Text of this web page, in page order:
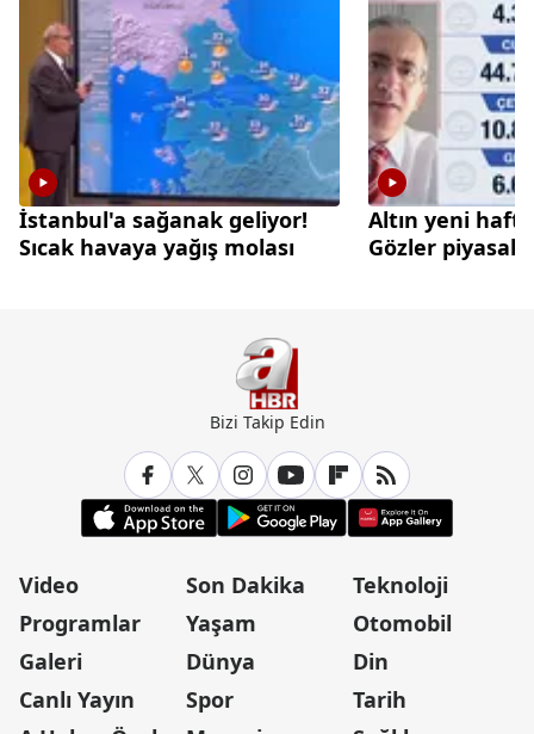
İstanbul'a sağanak geliyor!
Sıcak havaya yağış molası
Altın yeni
Gözler
Bizi Takip Edin
Video
Programlar
Galeri
Canlı Yayın
Son Dakika
Yaşam
Dünya
Spor
Teknoloji
Otomobil
Din
Tarih